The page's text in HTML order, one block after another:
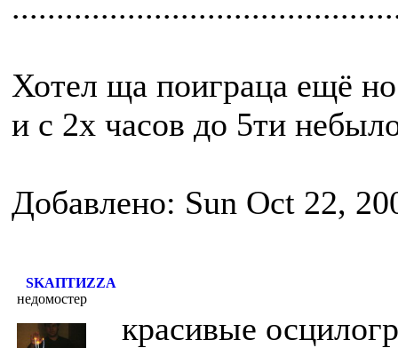
Хотел ща поиграца ещё
и с 2х часов до 5ти
Добавлено: Sun Oct 22,
SKAПТИZZA
недомостер
красивые